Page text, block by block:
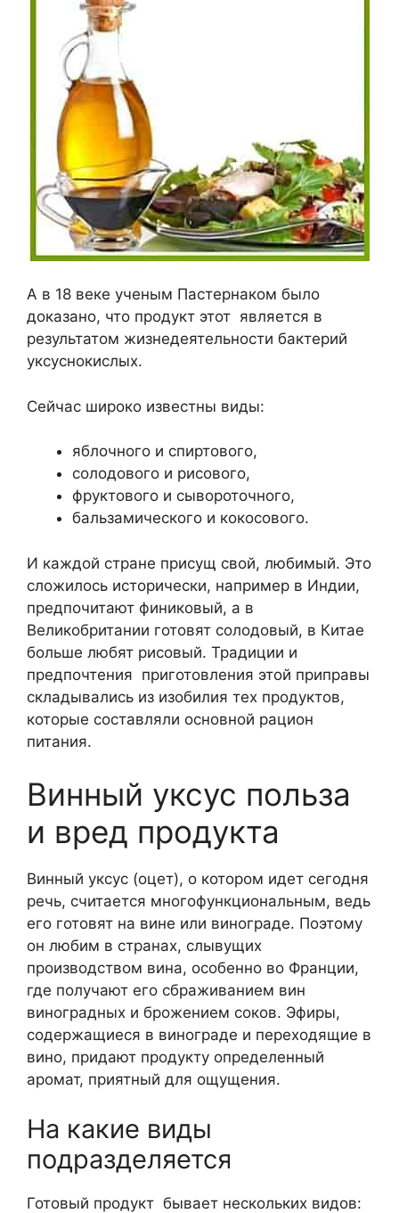
А в 18 веке ученым Пастернаком было
доказано, что продукт этот является в
результатом жизнедеятельности бактерий
уксуснокислых.
Сейчас широко известны виды:
яблочного и спиртового,
солодового и рисового,
фруктового и сывороточного,
бальзамического и кокосового.
И каждой стране присущ свой, любимый. Это
сложилось исторически, например в Индии,
предпочитают финиковый, а в
Великобритании готовят солодовый, в Китае
больше любят рисовый. Традиции и
предпочтения приготовления этой приправы
складывались из изобилия тех продуктов,
которые составляли основной рацион
питания.
Винный уксус польза
и вред продукта
Винный уксус (оцет), о котором идет сегодня
речь, считается многофункциональным, ведь
его готовят на вине или винограде. Поэтому
он любим в странах, слывущих
производством вина, особенно во Франции,
где получают его сбраживанием вин
виноградных и брожением соков. Эфиры,
содержащиеся в винограде и переходящие в
вино, придают продукту определенный
аромат, приятный для ощущения.
На какие виды
подразделяется
Готовый продукт бывает нескольких видов: